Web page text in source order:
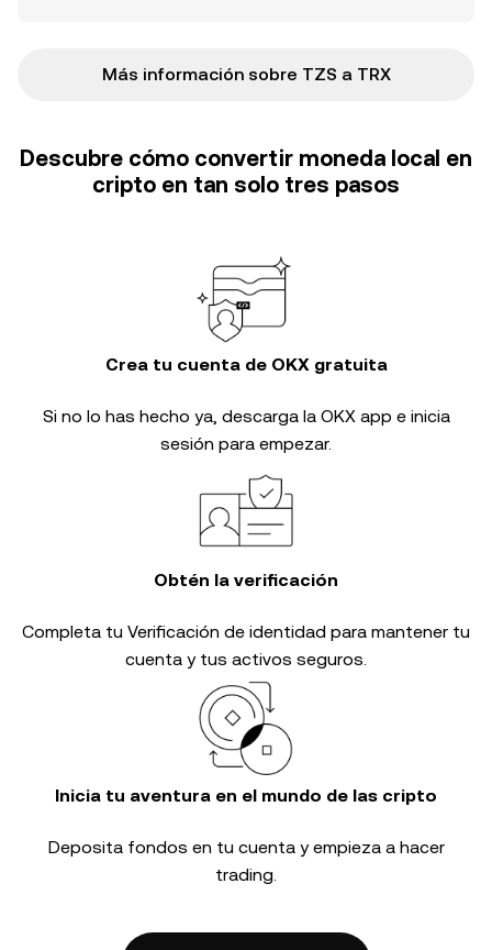
Más información sobre TZS a TRX
Descubre cómo convertir moneda local en
cripto en tan solo tres pasos
Crea tu cuenta de OKX gratuita
Si no lo has hecho ya, descarga la OKX app e inicia
sesión para empezar.
Obtén la verificación
Completa tu Verificación de identidad para mantener tu
cuenta y tus activos seguros.
Inicia tu aventura en el mundo de las cripto
Deposita fondos en tu cuenta y empieza a hacer
trading.